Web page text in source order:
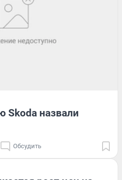
назвали
Обсудить